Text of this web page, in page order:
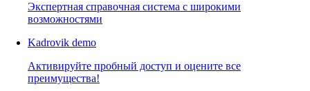
Экспертная справочная система с широкими
возможностями
Kadrovik demo
Активируйте пробный доступ и оцените все
преимущества!